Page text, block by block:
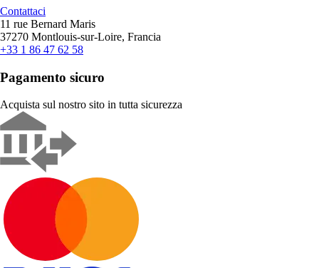
Contattaci
11 rue Bernard Maris
37270 Montlouis-sur-Loire, Francia
+33 1 86 47 62 58
Pagamento sicuro
Acquista sul nostro sito in tutta sicurezza